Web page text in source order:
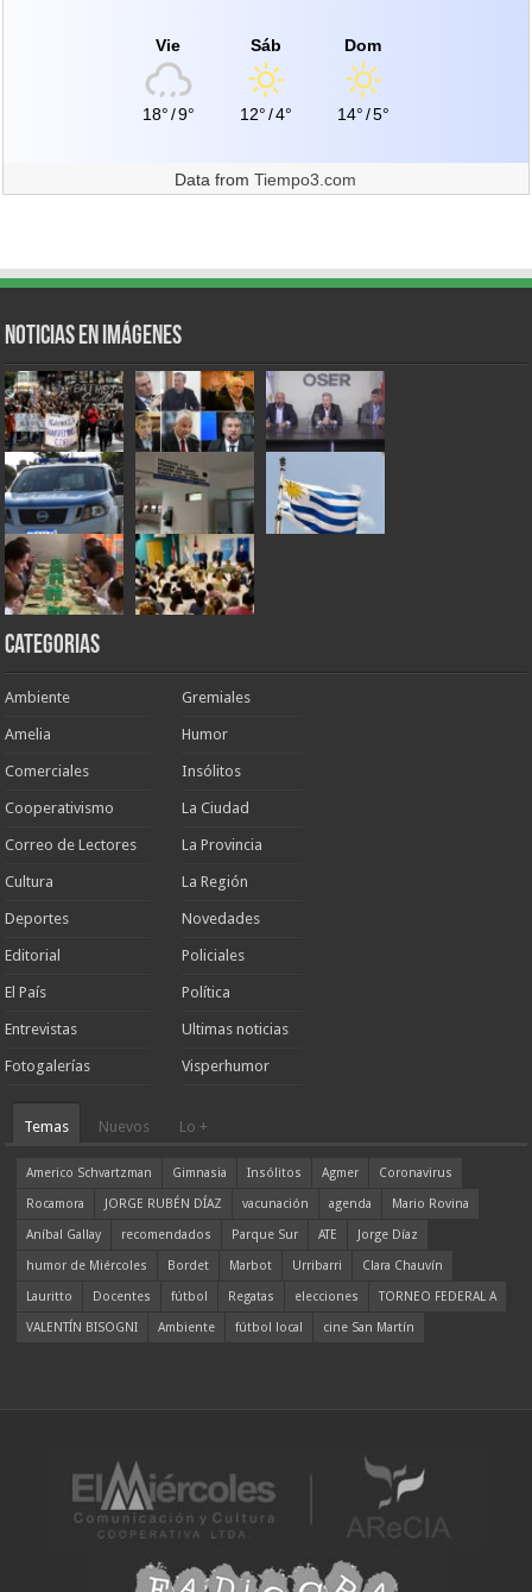
Vie
18°/9°
Sáb
12°/4°
Dom
14°/5°
Data fromTiempo3.com
Noticias en Imágenes
Categorias
Ambiente
Amelia
Comerciales
Cooperativismo
Correo de Lectores
Cultura
Deportes
Editorial
El País
Entrevistas
Fotogalerías
Gremiales
Humor
Insólitos
La Ciudad
La Provincia
La Región
Novedades
Policiales
Política
Ultimas noticias
Visperhumor
Temas Nuevos Lo +
Americo Schvartzman Gimnasia Insólitos Agmer
Coronavirus
Rocamora
JORGE RUBÉN DÍAZ vacunación agenda
Mario Rovina
Aníbal Gallay
recomendados Parque Sur ATE
Jorge Díaz
humor de Miércoles
Bordet Marbot Urribarri
Clara Chauvín
Lauritto
Docentes fútbol Regatas elecciones
TORNEO FEDERAL A
VALENTÍN BISOGNI
Ambiente fútbol local cine San Martín